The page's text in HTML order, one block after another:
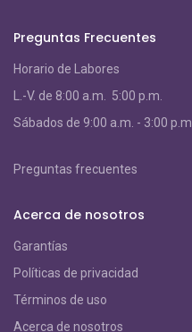
Preguntas Frecuentes
Horario de Labores
L.-V. de 8:00 a.m. 5:00 p.m.
Sábados de 9:00 a.m. - 3:00 p.m.
Preguntas frecuentes
Acerca de nosotros
Garantías
Políticas de privacidad
Términos de uso
Acerca de nosotros